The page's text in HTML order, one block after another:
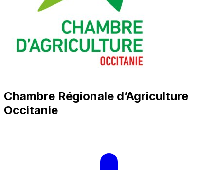
Chambre Régionale d’Agriculture
Occitanie